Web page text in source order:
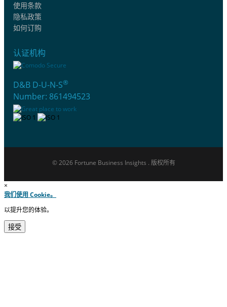
使用条款
隐私政策
如何订购
认证机构
D&B D-U-N-S®
Number: 861494523
© 2026 Fortune Business Insights . 版权所有
×
我们使用 Cookie。
以提升您的体验。
接受